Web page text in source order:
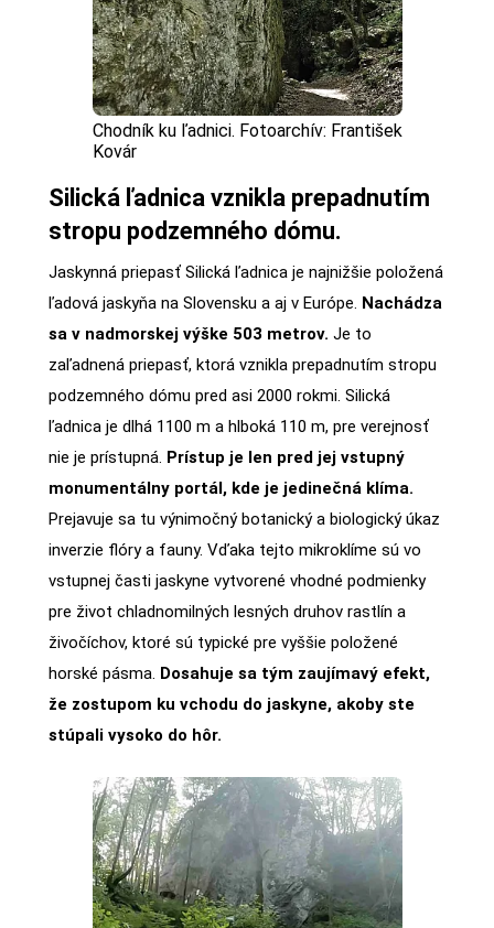
Chodník ku ľadnici. Fotoarchív: František
Kovár
Silická ľadnica vznikla prepadnutím
stropu podzemného dómu.
Jaskynná priepasť Silická ľadnica je najnižšie položená
ľadová jaskyňa na Slovensku a aj v Európe. Nachádza
sa v nadmorskej výške 503 metrov. Je to
zaľadnená priepasť, ktorá vznikla prepadnutím stropu
podzemného dómu pred asi 2000 rokmi. Silická
ľadnica je dlhá 1100 m a hlboká 110 m, pre verejnosť
nie je prístupná. Prístup je len pred jej vstupný
monumentálny portál, kde je jedinečná klíma.
Prejavuje sa tu výnimočný botanický a biologický úkaz
inverzie flóry a fauny. Vďaka tejto mikroklíme sú vo
vstupnej časti jaskyne vytvorené vhodné podmienky
pre život chladnomilných lesných druhov rastlín a
živočíchov, ktoré sú typické pre vyššie položené
horské pásma. Dosahuje sa tým zaujímavý efekt,
že zostupom ku vchodu do jaskyne, akoby ste
stúpali vysoko do hôr.